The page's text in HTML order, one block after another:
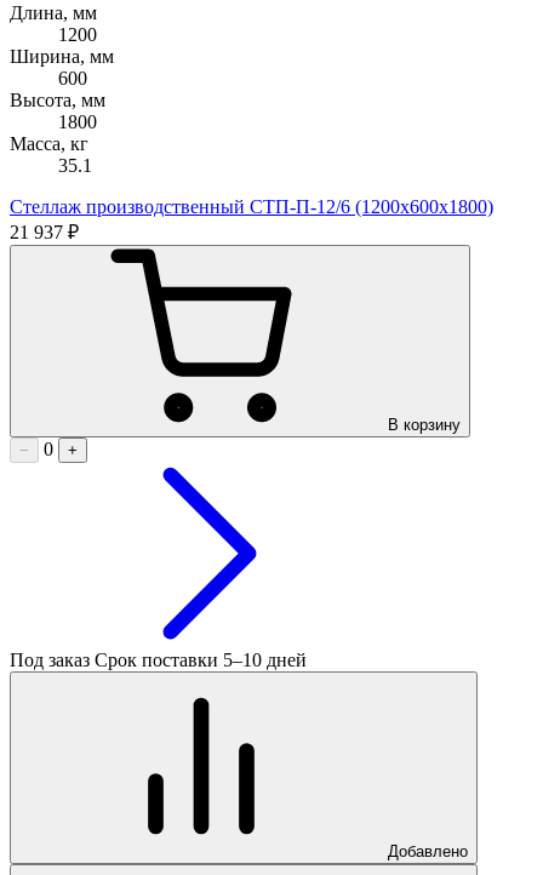
Длина, мм
1200
Ширина, мм
600
Высота, мм
1800
Масса, кг
35.1
Стеллаж производственный СТП-П-12/6 (1200х600х1800)
21 937 ₽
В корзину
−
0 +
Под заказ Срок поставки 5–10 дней
Добавлено